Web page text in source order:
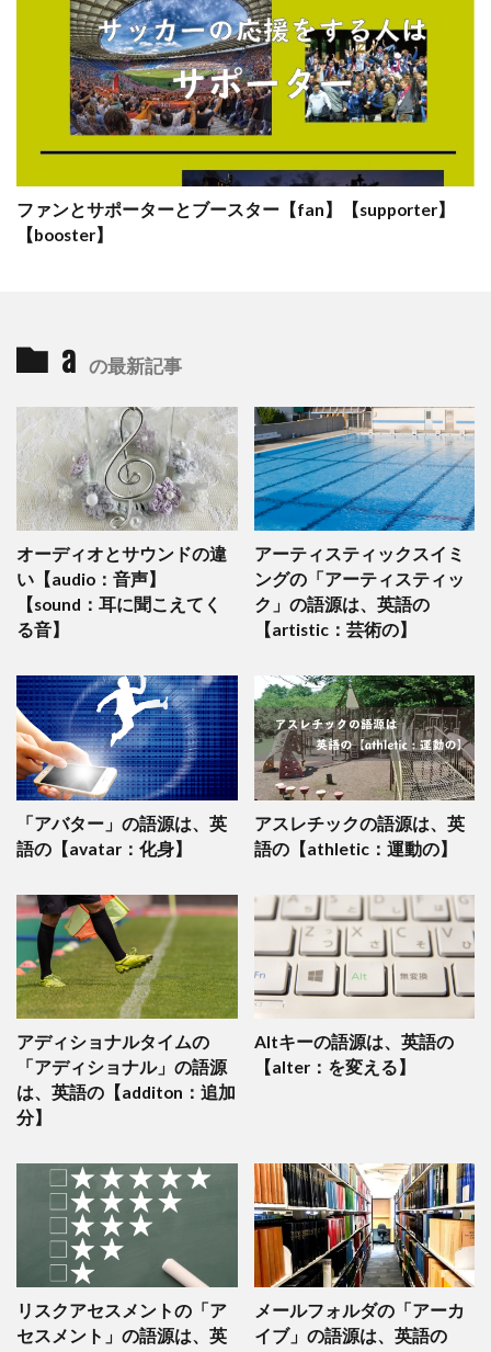
ファンとサポーターとブースター【fan】【supporter】
【booster】
a の最新記事
オーディオとサウンドの違
い【audio：音声】
【sound：耳に聞こえてく
る音】
アーティスティックスイミ
ングの「アーティスティッ
ク」の語源は、英語の
【artistic：芸術の】
「アバター」の語源は、英
語の【avatar：化身】
アスレチックの語源は、英
語の【athletic：運動の】
アディショナルタイムの
「アディショナル」の語源
は、英語の【additon：追加
分】
Altキーの語源は、英語の
【alter：を変える】
リスクアセスメントの「ア
セスメント」の語源は、英
メールフォルダの「アーカ
イブ」の語源は、英語の